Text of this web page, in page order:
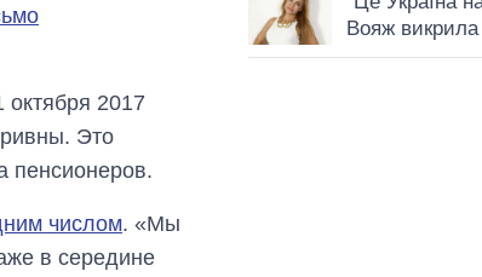
октября 2017
Это
пенсионеров.
числом. «Мы
в середине